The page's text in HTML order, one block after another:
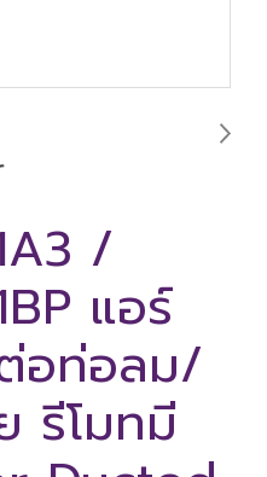
/
แอร์
อท่อลม/
รีโมทมี